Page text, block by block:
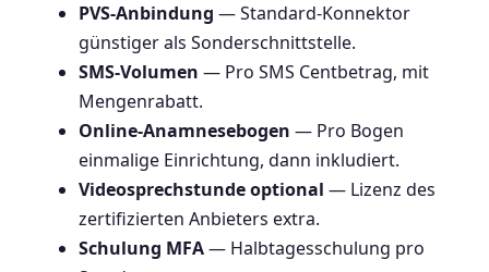
PVS-Anbindung — Standard-Konnektor
günstiger als Sonderschnittstelle.
SMS-Volumen — Pro SMS Centbetrag, mit
Mengenrabatt.
Online-Anamnesebogen — Pro Bogen
einmalige Einrichtung, dann inkludiert.
Videosprechstunde optional — Lizenz des
zertifizierten Anbieters extra.
Schulung MFA— Halbtagesschulung pro